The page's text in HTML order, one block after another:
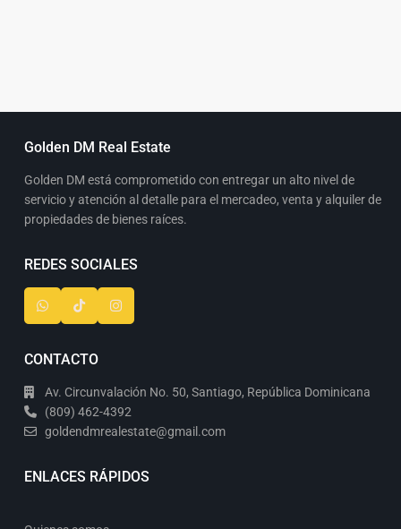
Golden DM Real Estate
Golden DM está comprometido con entregar un alto nivel de
servicio y atención al detalle para el mercadeo, venta y alquiler de
propiedades de bienes raíces.
REDES SOCIALES
CONTACTO
Av. Circunvalación No. 50, Santiago, República Dominicana
(809) 462-4392
goldendmrealestate@gmail.com
ENLACES RÁPIDOS